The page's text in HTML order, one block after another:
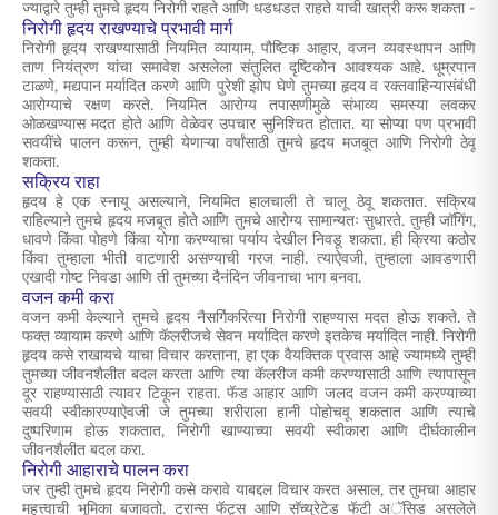
ज्याद्वारे तुम्ही तुमचे हृदय निरोगी राहते आणि धडधडत राहते याची खात्री करू शकता -
निरोगी हृदय राखण्याचे प्रभावी मार्ग
निरोगी हृदय राखण्यासाठी नियमित व्यायाम, पौष्टिक आहार, वजन व्यवस्थापन आणि
ताण नियंत्रण यांचा समावेश असलेला संतुलित दृष्टिकोन आवश्यक आहे. धूम्रपान
टाळणे, मद्यपान मर्यादित करणे आणि पुरेशी झोप घेणे तुमच्या हृदय व रक्तवाहिन्यासंबंधी
आरोग्याचे रक्षण करते. नियमित आरोग्य तपासणीमुळे संभाव्य समस्या लवकर
ओळखण्यास मदत होते आणि वेळेवर उपचार सुनिश्चित होतात. या सोप्या पण प्रभावी
सवयींचे पालन करून, तुम्ही येणाऱ्या वर्षांसाठी तुमचे हृदय मजबूत आणि निरोगी ठेवू
शकता.
सक्रिय राहा
हृदय हे एक स्नायू असल्याने, नियमित हालचाली ते चालू ठेवू शकतात. सक्रिय
राहिल्याने तुमचे हृदय मजबूत होते आणि तुमचे आरोग्य सामान्यतः सुधारते. तुम्ही जॉगिंग,
धावणे किंवा पोहणे किंवा योगा करण्याचा पर्याय देखील निवडू शकता. ही क्रिया कठोर
किंवा तुम्हाला भीती वाटणारी असण्याची गरज नाही. त्याऐवजी, तुम्हाला आवडणारी
एखादी गोष्ट निवडा आणि ती तुमच्या दैनंदिन जीवनाचा भाग बनवा.
वजन कमी करा
वजन कमी केल्याने तुमचे हृदय नैसर्गिकरित्या निरोगी राहण्यासमदत होऊ शकते. ते
फक्त व्यायाम करणे आणि कॅलरीजचे सेवन मर्यादित करणे इतकेच मर्यादित नाही. निरोगी
हृदय कसे राखायचे याचा विचार करताना, हा एक वैयक्तिक प्रवास आहे ज्यामध्ये तुम्ही
तुमच्या जीवनशैलीत बदल करता आणि त्या कॅलरीज कमी करण्यासाठी आणि त्यापासून
दूर राहण्यासाठी त्यावर टिकून राहता. फॅड आहार आणि जलद वजन कमी करण्याच्या
सवयी स्वीकारण्याऐवजी जे तुमच्या शरीराला हानी पोहोचवू शकतात आणि त्याचे
दुष्परिणाम होऊ शकतात, निरोगी खाण्याच्या सवयी स्वीकारा आणि दीर्घकालीन
जीवनशैलीत बदल करा.
निरोगी आहाराचे पालन करा
जर तुम्ही तुमचे हृदय निरोगी कसे करावे याबद्दल विचार करत असाल, तर तुमचा आहार
महत्त्वाची भूमिका बजावतो. ट्रान्स फॅट्स आणि सॅच्युरेटेड फॅटी अॅसिड असलेले